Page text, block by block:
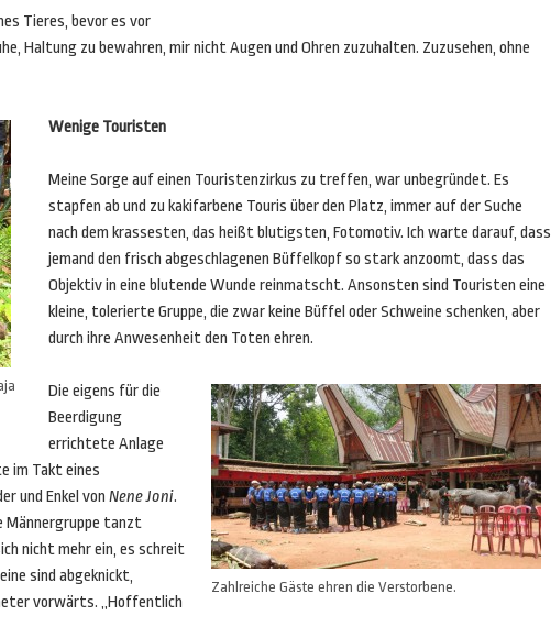
Tieres, bevor es vor
Haltung zu bewahren, mir nicht Augen und Ohren zuzuhalten. Zuzusehen, ohne
Wenige Touristen
Meine Sorge auf einen Touristenzirkus zu treffen, war unbegründet. Es
stapfen ab und zu kakifarbene Touris über den Platz, immer auf der Suche
nach dem krassesten, das heißt blutigsten, Fotomotiv. Ich warte darauf, dass
jemand den frisch abgeschlagenen Büffelkopf so stark anzoomt, dass das
Objektiv in eine blutende Wunde reinmatscht. Ansonsten sind Touristen eine
kleine, tolerierte Gruppe, die zwar keine Büffel oder Schweine schenken, aber
durch ihre Anwesenheit den Toten ehren.
Zahlreiche Gäste ehren die Verstorbene.
Die eigens für die
Beerdigung
errichtete Anlage
im Takt eines
und Enkel von Nene Joni.
Männergruppe tanzt
nicht mehr ein, es schreit
sind abgeknickt,
vorwärts. „Hoffentlich